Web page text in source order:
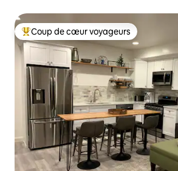
Coups de cœur voyageurs les plus
Coup de cœur voyageurs